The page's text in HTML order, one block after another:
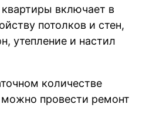
квартиры включает в
потолков и стен,
утепление и настил
количестве
провести ремонт